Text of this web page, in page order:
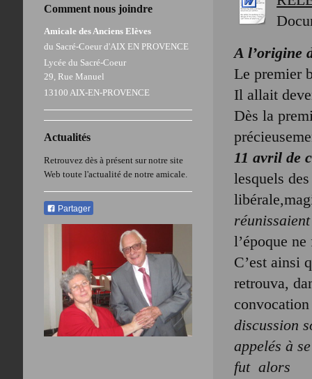
A l’origine
Le premier
Il allait
Dès la
11 avril de
lesquels
l’époque
C’est ainsi
retrouva,
discussion
appelés à
fut alors
Comment nous joindre
Amicale des Anciens Elèves
du Sacré-Coeur d'AIX EN PROVENCE
Lycée du Sacré-Coeur
29, Rue Manuel
13100 AIX-EN-PROVENCE
Actualités
Retrouvez dès à présent sur notre site
Web toute l'actualité de notre amicale.
Partager